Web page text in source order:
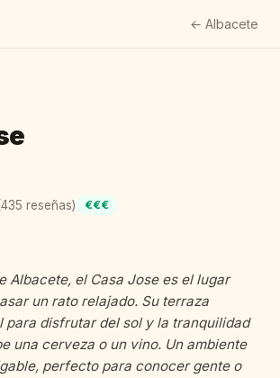
← Albacete
reseñas) €€€
Albacete, el Casa Jose es el lugar
un rato relajado. Su terraza
para disfrutar del sol y la tranquilidad
una cerveza o un vino. Un ambiente
perfecto para conocer gente o